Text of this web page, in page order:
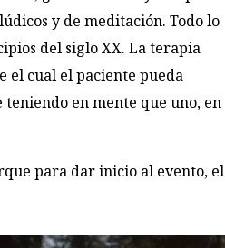
y de meditación. Todo lo
del siglo XX. La terapia
el cual el paciente pueda
en mente que uno, en
para dar inicio al evento, el